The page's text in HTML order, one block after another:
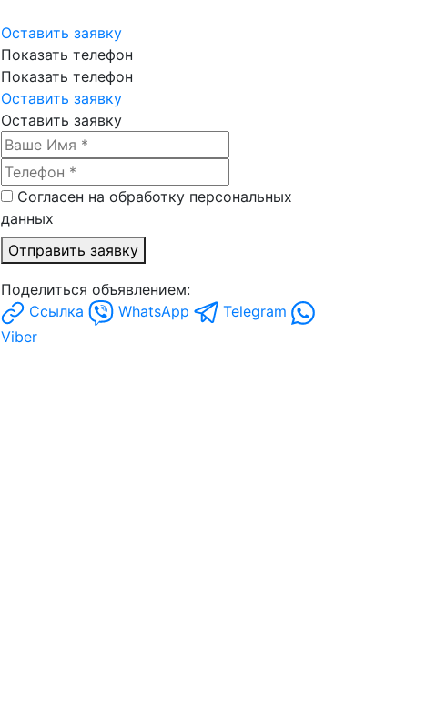
Оставить заявку
Показать телефон
Показать телефон
Оставить заявку
Оставить заявку
Согласен на обработку персональных
данных
Отправить заявку
Поделиться объявлением:
Ссылка
WhatsApp
Telegram
Viber